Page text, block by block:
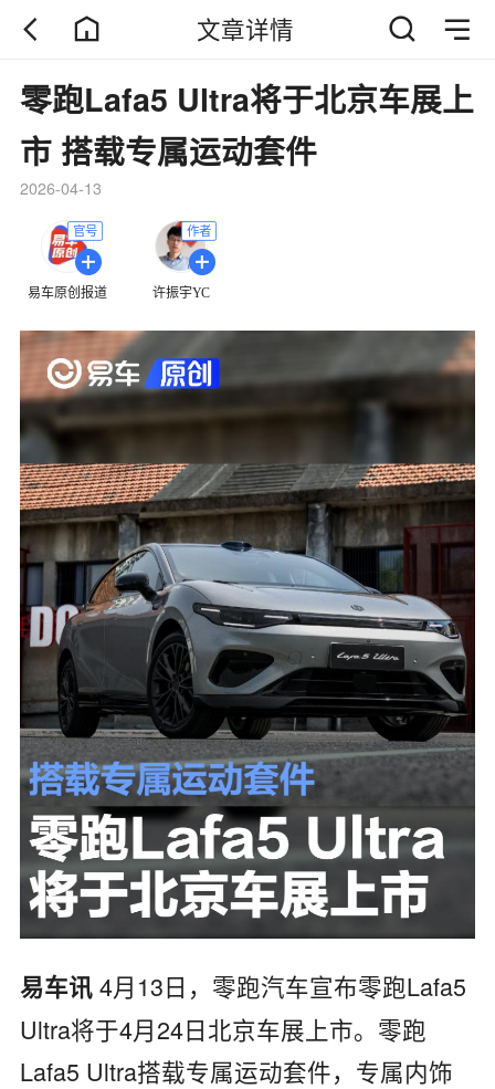
文章详情
零跑Lafa5 Ultra将于北京车展上
市 搭载专属运动套件
2026-04-13
官号
易车原创报道
作者
许振宇YC
易车讯4月13日，零跑汽车宣布零跑Lafa5
Ultra将于4月24日北京车展上市。零跑
Lafa5 Ultra搭载专属运动套件，专属内饰